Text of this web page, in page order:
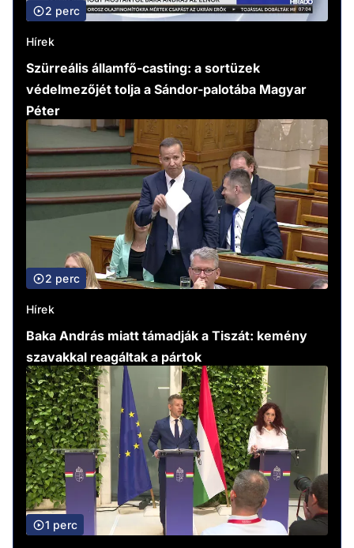
2 perc
Hírek
Szürreális államfő-casting: a sortüzek
védelmezőjét tolja a Sándor-palotába Magyar
Péter
2 perc
Hírek
Baka András miatt támadják a Tiszát: kemény
szavakkal reagáltak a pártok
1 perc